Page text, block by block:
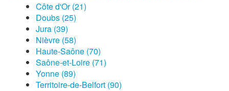
Côte d'Or (21)
Doubs (25)
Jura (39)
Nièvre (58)
Haute-Saône (70)
Saône-et-Loire (71)
Yonne (89)
Territoire-de-Belfort (90)